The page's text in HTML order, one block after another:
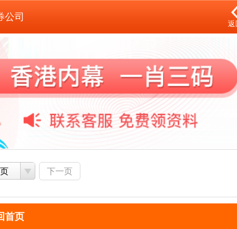
公司
返
下一页
首页